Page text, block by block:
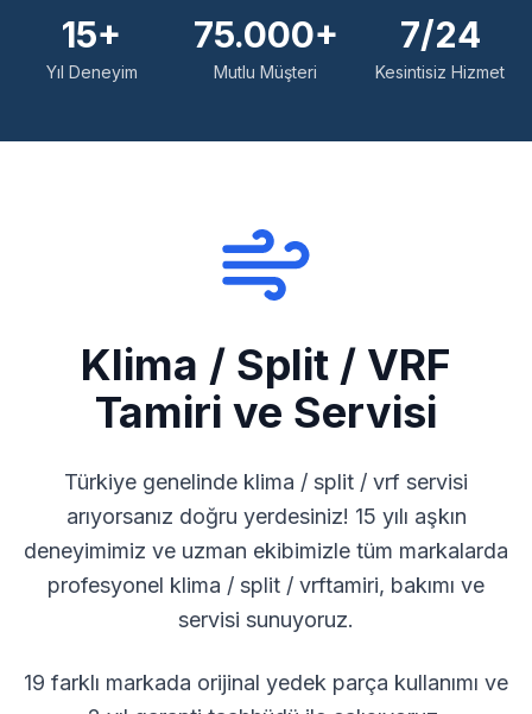
15+
Yıl Deneyim
75.000+
Mutlu Müşteri
7/24
Kesintisiz Hizmet
Klima / Split / VRF
Tamiri ve Servisi
Türkiye genelinde klima / split / vrf servisi
arıyorsanız doğru yerdesiniz! 15 yılı aşkın
deneyimimiz ve uzman ekibimizle tüm markalarda
profesyonel klima / split / vrftamiri, bakımı ve
servisi sunuyoruz.
19 farklı markada orijinal yedek parça kullanımı ve